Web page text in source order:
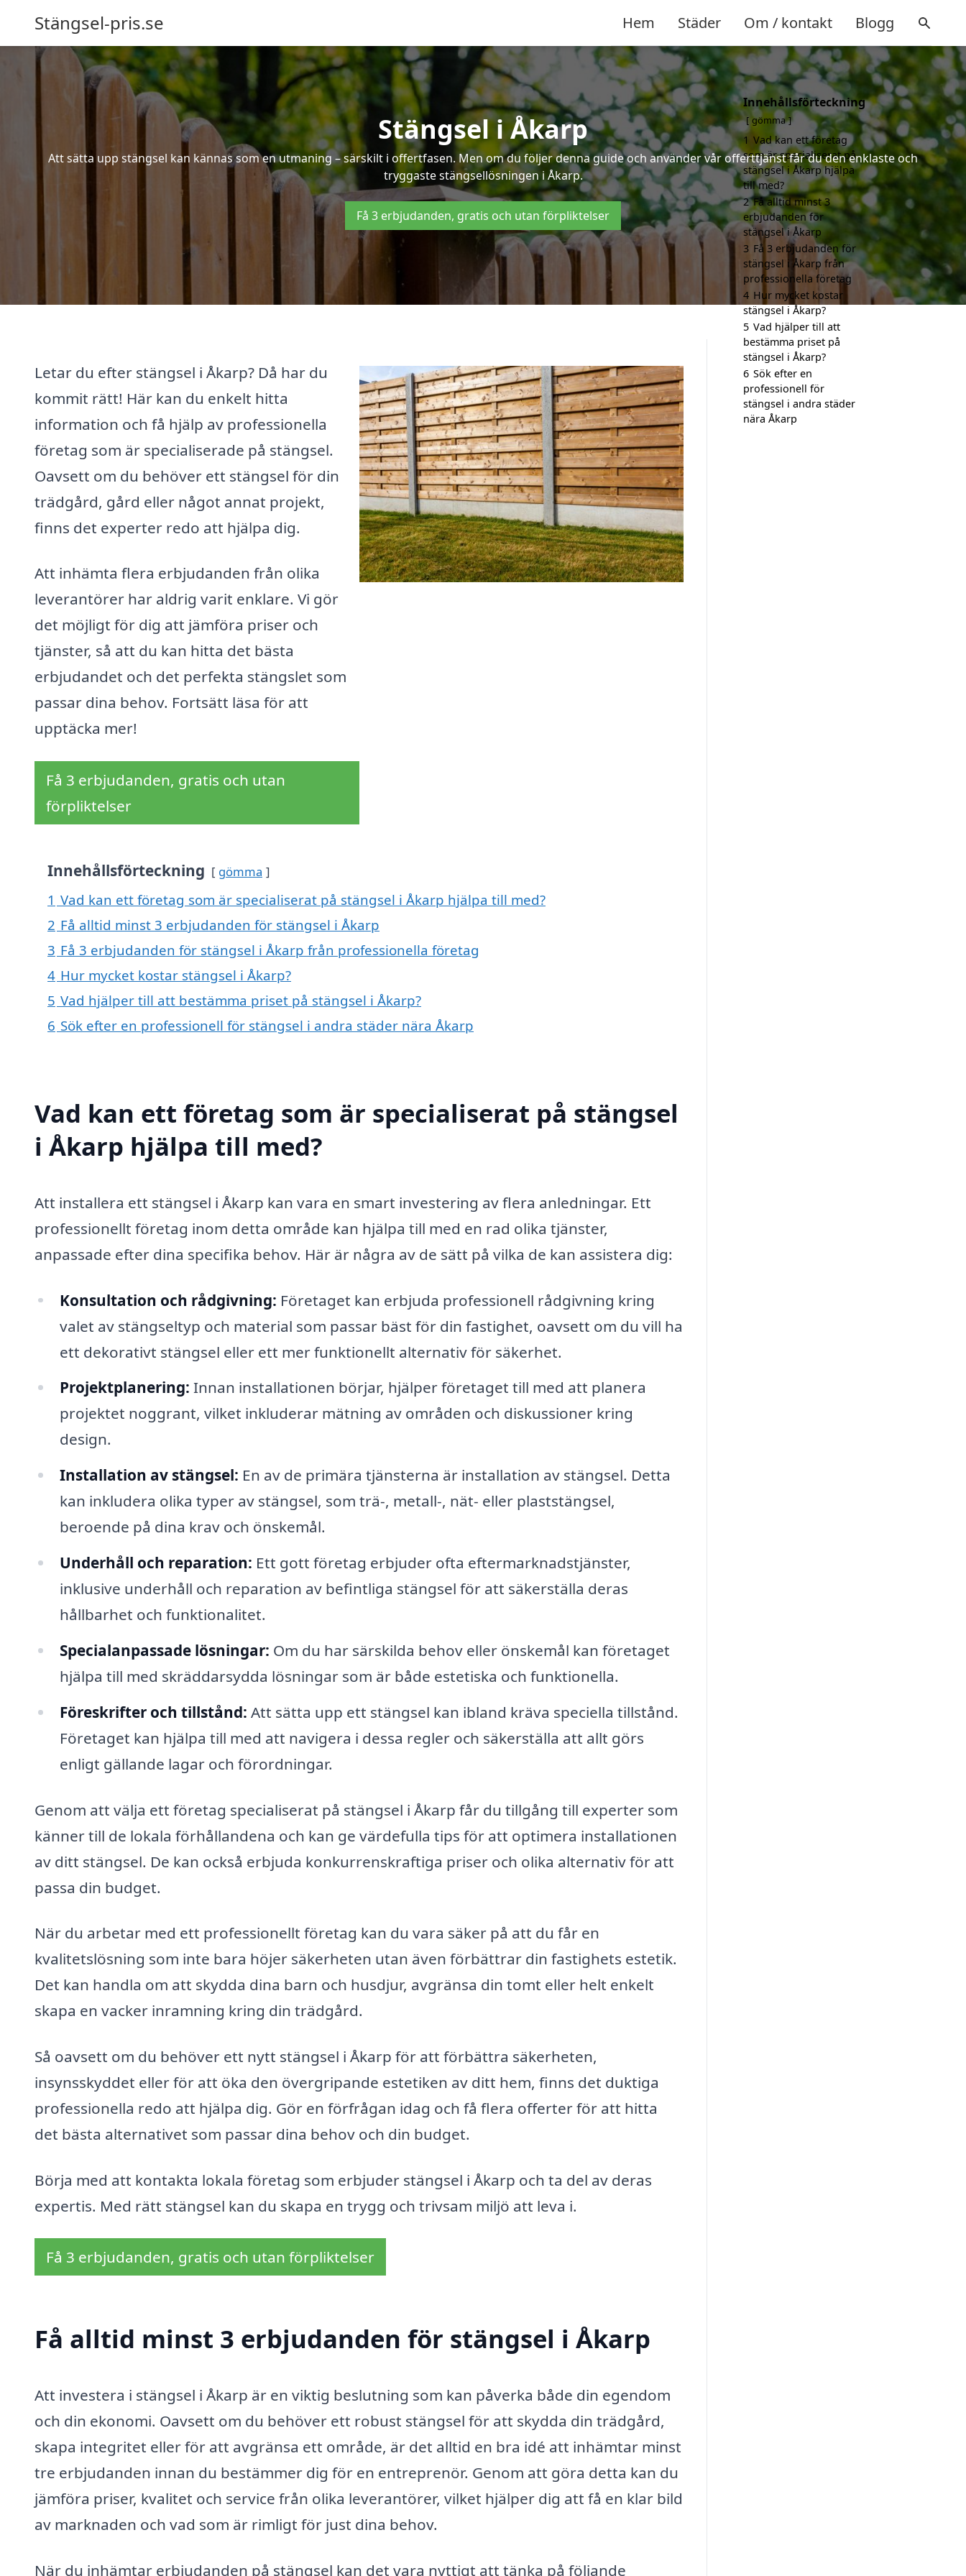
Stängsel-pris.se Hem Städer Om / kontakt Blogg
Stängsel i Åkarp
Att sätta upp stängsel kan kännas som en utmaning – särskilt i offertfasen. Men om du följer denna guide och använder vår offerttjänst får du den enklaste och
tryggaste stängsellösningen i Åkarp.
Få 3 erbjudanden, gratis och utan förpliktelser
Letar du efter stängsel i Åkarp? Då har du
kommit rätt! Här kan du enkelt hitta
information och få hjälp av professionella
företag som är specialiserade på stängsel.
Oavsett om du behöver ett stängsel för din
trädgård, gård eller något annat projekt,
finns det experter redo att hjälpa dig.
Att inhämta flera erbjudanden från olika
leverantörer har aldrig varit enklare. Vi gör
det möjligt för dig att jämföra priser och
tjänster, så att du kan hitta det bästa
erbjudandet och det perfekta stängslet som
passar dina behov. Fortsätt läsa för att
upptäcka mer!
Få 3 erbjudanden, gratis och utan
förpliktelser
Innehållsförteckning gömma
1 Vad kan ett företag som är specialiserat på stängsel i Åkarp hjälpa till med?
2 Få alltid minst 3 erbjudanden för stängsel i Åkarp
3 Få 3 erbjudanden för stängsel i Åkarp från professionella företag
4 Hur mycket kostar stängsel i Åkarp?
5 Vad hjälper till att bestämma priset på stängsel i Åkarp?
6 Sök efter en professionell för stängsel i andra städer nära Åkarp
Vad kan ett företag som är specialiserat på stängsel
i Åkarp hjälpa till med?
Att installera ett stängsel i Åkarp kan vara en smart investering av flera anledningar. Ett
professionellt företag inom detta område kan hjälpa till med en rad olika tjänster,
anpassade efter dina specifika behov. Här är några av de sätt på vilka de kan assistera dig:
Konsultation och rådgivning: Företaget kan erbjuda professionell rådgivning kring
valet av stängseltyp och material som passar bäst för din fastighet, oavsett om du vill ha
ett dekorativt stängsel eller ett mer funktionellt alternativ för säkerhet.
Projektplanering: Innan installationen börjar, hjälper företaget till med att planera
projektet noggrant, vilket inkluderar mätning av områden och diskussioner kring
design.
Installation av stängsel: En av de primära tjänsterna är installation av stängsel. Detta
kan inkludera olika typer av stängsel, som trä-, metall-, nät- eller plaststängsel,
beroende på dina krav och önskemål.
Underhåll och reparation: Ett gott företag erbjuder ofta eftermarknadstjänster,
inklusive underhåll och reparation av befintliga stängsel för att säkerställa deras
hållbarhet och funktionalitet.
Specialanpassade lösningar: Om du har särskilda behov eller önskemål kan företaget
hjälpa till med skräddarsydda lösningar som är både estetiska och funktionella.
Föreskrifter och tillstånd: Att sätta upp ett stängsel kan ibland kräva speciella tillstånd.
Företaget kan hjälpa till med att navigera i dessa regler och säkerställa att allt görs
enligt gällande lagar och förordningar.
Genom att välja ett företag specialiserat på stängsel i Åkarp får du tillgång till experter som
känner till de lokala förhållandena och kan ge värdefulla tips för att optimera installationen
av ditt stängsel. De kan också erbjuda konkurrenskraftiga priser och olika alternativ för att
passa din budget.
När du arbetar med ett professionellt företag kan du vara säker på att du får en
kvalitetslösning som inte bara höjer säkerheten utan även förbättrar din fastighets estetik.
Det kan handla om att skydda dina barn och husdjur, avgränsa din tomt eller helt enkelt
skapa en vacker inramning kring din trädgård.
Så oavsett om du behöver ett nytt stängsel i Åkarp för att förbättra säkerheten,
insynsskyddet eller för att öka den övergripande estetiken av ditt hem, finns det duktiga
professionella redo att hjälpa dig. Gör en förfrågan idag och få flera offerter för att hitta
det bästa alternativet som passar dina behov och din budget.
Börja med att kontakta lokala företag som erbjuder stängsel i Åkarp och ta del av deras
expertis. Med rätt stängsel kan du skapa en trygg och trivsam miljö att leva i.
Få 3 erbjudanden, gratis och utan förpliktelser
Få alltid minst 3 erbjudanden för stängsel i Åkarp
Att investera i stängsel i Åkarp är en viktig beslutning som kan påverka både din egendom
och din ekonomi. Oavsett om du behöver ett robust stängsel för att skydda din trädgård,
skapa integritet eller för att avgränsa ett område, är det alltid en bra idé att inhämtar minst
tre erbjudanden innan du bestämmer dig för en entreprenör. Genom att göra detta kan du
jämföra priser, kvalitet och service från olika leverantörer, vilket hjälper dig att få en klar bild
av marknaden och vad som är rimligt för just dina behov.
När du inhämtar erbjudanden på stängsel kan det vara nyttigt att tänka på följande
Innehållsförteckning
gömma
1 Vad kan ett företag
som är specialiserat på
stängsel i Åkarp hjälpa
till med?
2 Få alltid minst 3
erbjudanden för
stängsel i Åkarp
3 Få 3 erbjudanden för
stängsel i Åkarp från
professionella företag
4 Hur mycket kostar
stängsel i Åkarp?
5 Vad hjälper till att
bestämma priset på
stängsel i Åkarp?
6 Sök efter en
professionell för
stängsel i andra städer
nära Åkarp